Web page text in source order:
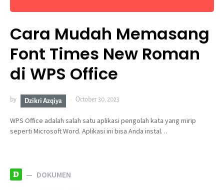
Cara Mudah Memasang
Font Times New Roman
di WPS Office
by Dzikri Azqiya October 30, 2023
WPS Office adalah salah satu aplikasi pengolah kata yang mirip
seperti Microsoft Word. Aplikasi ini bisa Anda instal…
D DOKUMEN